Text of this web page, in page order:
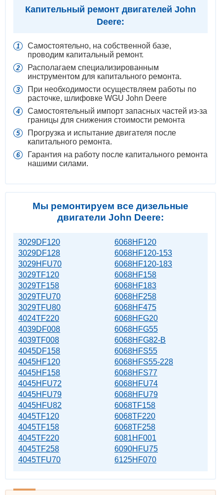
Капительный ремонт двигателей John
Deere:
Самостоятельно, на собственной базе,
проводим капитальный ремонт.
Располагаем специализированным
инструментом для капитального ремонта.
При необходимости осуществляем работы по
расточке, шлифовке WGU John Deere
Самостоятельный импорт запасных частей из-за
границы для снижения стоимости ремонта
Прогрузка и испытание двигателя после
капитального ремонта.
Гарантия на работу после капитального ремонта
нашими силами.
Мы ремонтируем все дизельные
двигатели John Deere:
3029DF120
3029DF128
3029HFU70
3029TF120
3029TF158
3029TFU70
3029TFU80
4024TF220
4039DF008
4039TF008
4045DF158
4045HF120
4045HF158
4045HFU72
4045HFU79
4045HFU82
4045TF120
4045TF158
4045TF220
4045TF258
4045TFU70
6068HF120
6068HF120-153
6068HF120-183
6068HF158
6068HF183
6068HF258
6068HF475
6068HFG20
6068HFG55
6068HFG82-B
6068HFS55
6068HFS55-228
6068HFS77
6068HFU74
6068HFU79
6068TF158
6068TF220
6068TF258
6081HF001
6090HFU75
6125HF070